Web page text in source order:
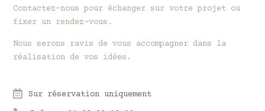
Contactez-nous pour échanger sur votre projet ou
fixer un rendez-vous.
Nous serons ravis de vous accompagner dans la
réalisation de vos idées.
 Sur réservation uniquement